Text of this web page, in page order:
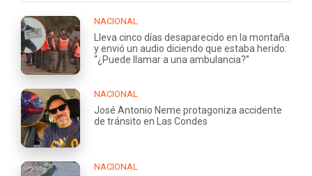
NACIONAL
Lleva cinco días desaparecido en la montaña
y envió un audio diciendo que estaba herido:
“¿Puede llamar a una ambulancia?”
NACIONAL
José Antonio Neme protagoniza accidente
de tránsito en Las Condes
NACIONAL